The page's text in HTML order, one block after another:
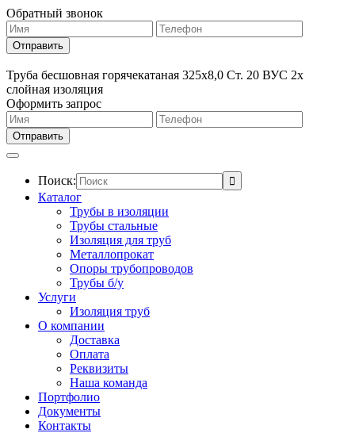
Обратный звонок
Труба бесшовная горячекатаная 325х8,0 Ст. 20 ВУС 2х
слойная изоляция
Оформить запрос
Поиск:
Каталог
Трубы в изоляции
Трубы стальные
Изоляция для труб
Металлопрокат
Опоры трубопроводов
Трубы б/у
Услуги
Изоляция труб
О компании
Доставка
Оплата
Реквизиты
Наша команда
Портфолио
Документы
Контакты